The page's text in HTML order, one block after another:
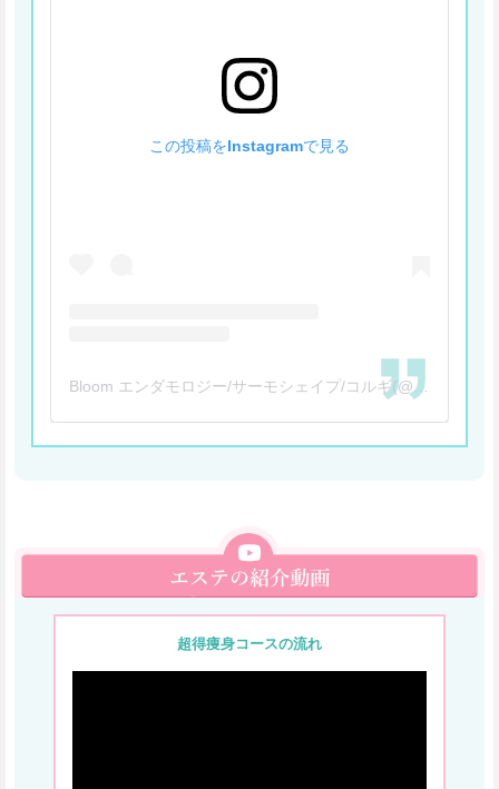
この投稿をInstagramで見る
Bloom エンダモロジー/サーモシェイプ/コルギ(@bloom_body)がシェアした投稿
超得痩身コースの流れ